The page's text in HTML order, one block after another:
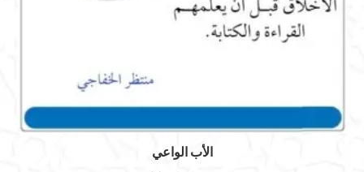
الأب الواعي